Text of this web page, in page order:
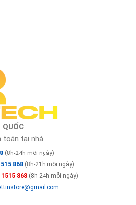
QUỐC
toán tại nhà
(8h-24h mỗi ngày)
868 (8h-21h mỗi ngày)
1515 868 (8h-24h mỗi ngày)